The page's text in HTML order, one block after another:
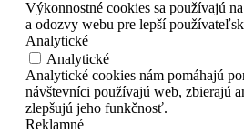
Výkonnostné cookies sa používajú
a odozvy webu pre lepší
Analytické
Analytické
Analytické cookies nám pomáhajú
návštevníci používajú web, zbierajú
zlepšujú jeho funkčnosť.
Reklamné